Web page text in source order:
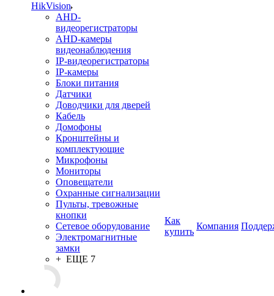
HikVision
AHD-
видеорегистраторы
AHD-камеры
видеонаблюдения
IP-видеорегистраторы
IP-камеры
Блоки питания
Датчики
Доводчики для дверей
Кабель
Домофоны
Кронштейны и
комплектующие
Микрофоны
Мониторы
Оповещатели
Охранные сигнализации
Пульты, тревожные
кнопки
Сетевое оборудование
Электромагнитные
замки
+ ЕЩЕ 7
Как
купить
Компания